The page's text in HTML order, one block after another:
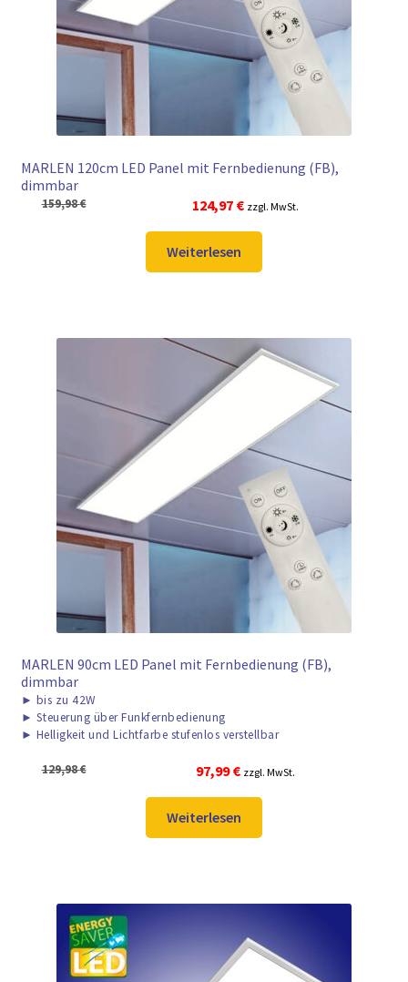
► ZAHLARTEN
► VERSANDARTEN
MARLEN 120cm LED Panel mit Fernbedienung (FB),
dimmbar
159,98€
Ursprünglicher
Preis
war:
159,98 €
124,97 €Aktueller
Preis
124,97 €.
zzgl. MwSt.
Weiterlesen
MARLEN 90cm LED Panel mit Fernbedienung (FB),
dimmbar
► bis zu 42W
► Steuerung über Funkfernbedienung
► Helligkeit und Lichtfarbe stufenlos verstellbar
129,98€
Ursprünglicher
Preis
war:
129,98 €
97,99€Aktueller
Preis
ist:
97,99 €.
zzgl. MwSt.
Weiterlesen